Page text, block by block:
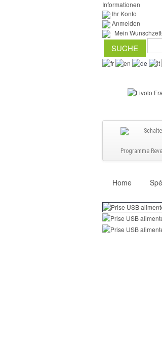
Informationen
Ihr Konto
Anmelden
Mein
Programme
Home